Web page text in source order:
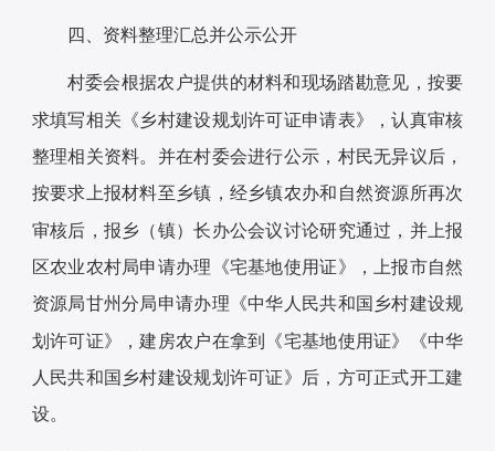
四、资料整理汇总并公示公开
村委会根据农户提供的材料和现场踏勘意见，按要
求填写相关《乡村建设规划许可证申请表》，认真审核
整理相关资料。并在村委会进行公示，村民无异议后，
按要求上报材料至乡镇，经乡镇农办和自然资源所再次
审核后，报乡（镇）长办公会议讨论研究通过，并上报
区农业农村局申请办理《宅基地使用证》，上报市自然
资源局甘州分局申请办理《中华人民共和国乡村建设规
划许可证》，建房农户在拿到《宅基地使用证》《中华
人民共和国乡村建设规划许可证》后，方可正式开工建
设。